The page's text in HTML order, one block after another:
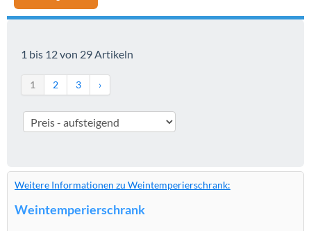
1 bis 12 von 29 Artikeln
1 2 3 ›
Weitere Informationen zu Weintemperierschrank:
Weintemperierschrank